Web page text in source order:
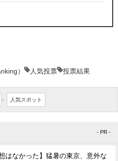
） 人気投票 投票結果
> 人気スポット
- PR -
はなかった】猛暑の東京、意外な